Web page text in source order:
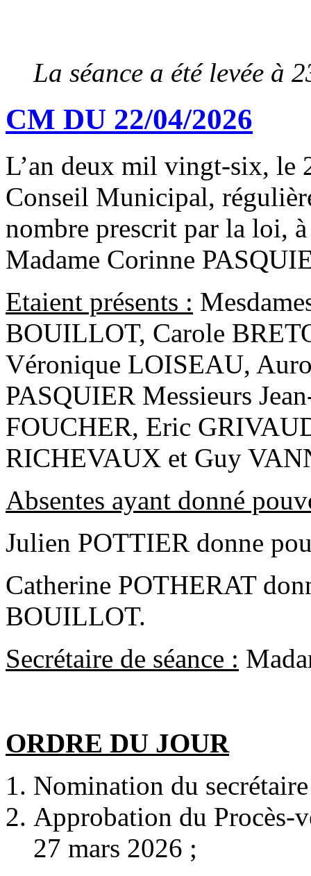
La séance a été levée à
CM DU 22/04/2026
L’an deux mil vingt-six, le
Conseil Municipal,
nombre prescrit par la loi,
Madame Corinne
Etaient présents :
BOUILLOT, Carole
Véronique LOISEAU,
PASQUIER Messieurs
FOUCHER, Eric
RICHEVAUX et Guy
Absentes ayant donné
Julien POTTIER donne
Catherine POTHERAT
BOUILLOT.
Secrétaire de séance :
ORDRE DU JOUR
Nomination du secrétaire
Approbation du Procès-
27 mars 2026 ;